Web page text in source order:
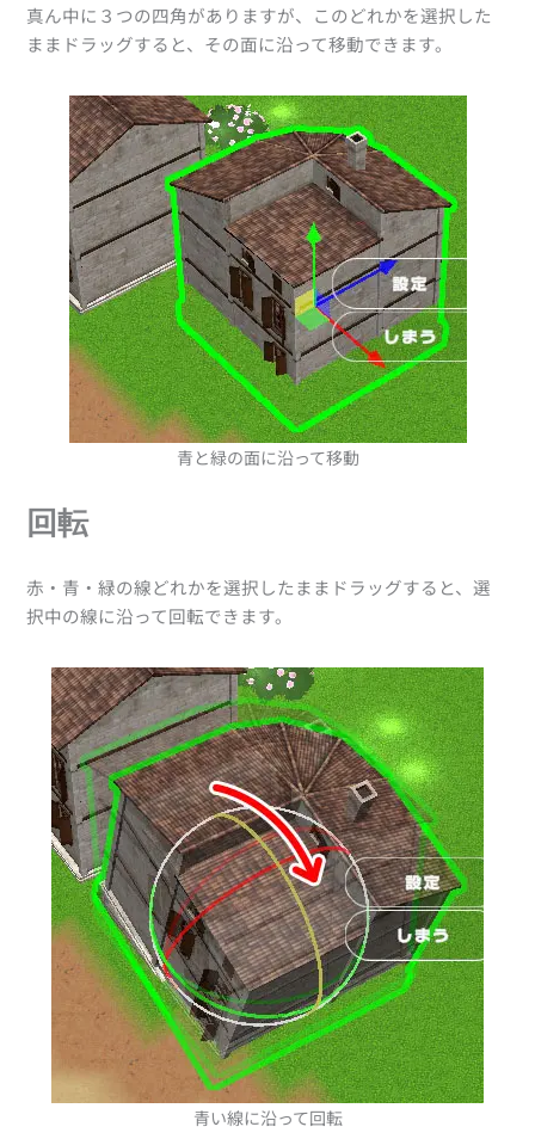
真ん中に３つの四角がありますが、このどれかを選択した
ままドラッグすると、その面に沿って移動できます。
青と緑の面に沿って移動
回転
赤・青・緑の線どれかを選択したままドラッグすると、選
択中の線に沿って回転できます。
青い線に沿って回転